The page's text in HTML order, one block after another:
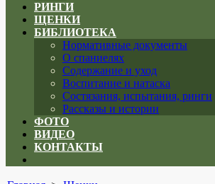
РИНГИ
ЩЕНКИ
БИБЛИОТЕКА
Нормативные документы
О спаниелях
Содержание и уход
Воспитание и натаска
Состязания, испытания, ринги
Рассказы и истории
ФОТО
ВИДЕО
КОНТАКТЫ
menu